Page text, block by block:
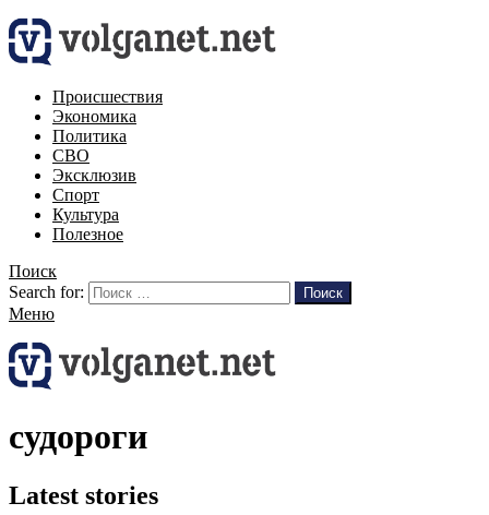
Происшествия
Экономика
Политика
СВО
Эксклюзив
Спорт
Культура
Полезное
Поиск
Search for:
Поиск
Меню
судороги
Latest stories